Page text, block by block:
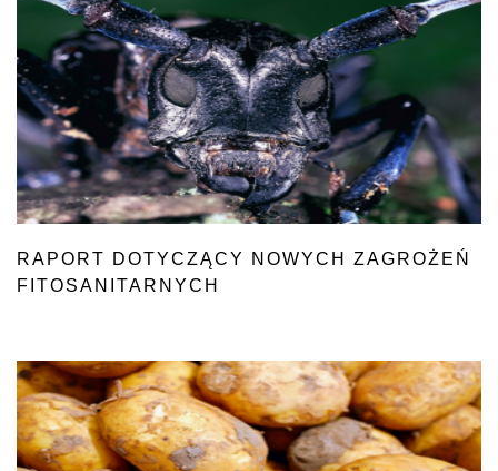
RAPORT DOTYCZĄCY NOWYCH ZAGROŻEŃ
FITOSANITARNYCH